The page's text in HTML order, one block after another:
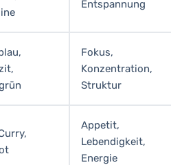
Entspannung
Fokus,
Konzentration,
Struktur
Appetit,
Lebendigkeit,
Energie